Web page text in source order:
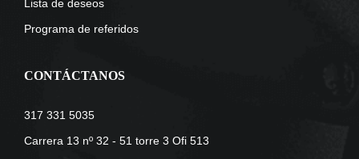
Lista de deseos
Programa de referidos
CONTÁCTANOS
317 331 5035
Carrera 13 nº 32 - 51 torre 3 Ofi 513